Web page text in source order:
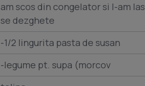
am scos din congelator si l-am
se dezghete
-1/2 lingurita pasta de susan
-legume pt. supa (morcov